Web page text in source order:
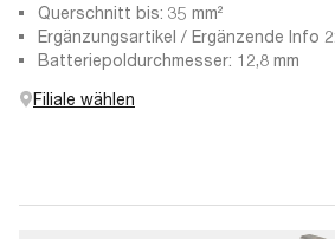
Pluspol
Querschnitt bis: 35 mm²
Ergänzungsartikel / Ergänzende Info
Batteriepoldurchmesser: 12,8 mm
Filiale wählen